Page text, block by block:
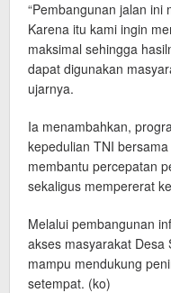
“Pembangunan jalan ini
Karena itu kami ingin
maksimal sehingga
dapat digunakan
ujarnya.
Ia menambahkan,
kepedulian TNI
membantu percepatan
sekaligus mempererat
Melalui pembangunan
akses masyarakat Desa
mampu mendukung
setempat. (ko)